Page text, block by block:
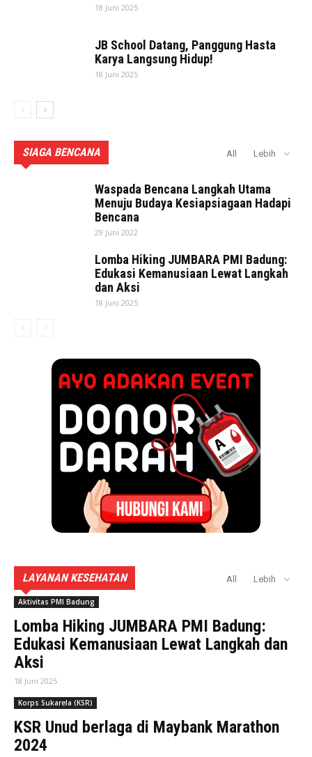
18 Juni 2025
JB School Datang, Panggung Hasta
Karya Langsung Hidup!
18 Juni 2025
SIAGA BENCANA All Lebih
Waspada Bencana Langkah Utama
Menuju Budaya Kesiapsiagaan Hadapi
Bencana
29 Juni 2022
Lomba Hiking JUMBARA PMI Badung:
Edukasi Kemanusiaan Lewat Langkah
dan Aksi
18 Juni 2025
LAYANAN KESEHATAN All Lebih
Aktivitas PMI Badung
Lomba Hiking JUMBARA PMI Badung:
Edukasi Kemanusiaan Lewat Langkah dan
Aksi
18 Juni 2025
Korps Sukarela (KSR)
KSR Unud berlaga di Maybank Marathon
2024